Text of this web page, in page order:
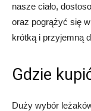
nasze ciało,
oraz pogrążyć się
krótką i przyjemną
Gdzie
Duży wybór